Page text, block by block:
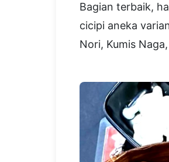
Bagian terbaik,
cicipi aneka
Nori, Kumis